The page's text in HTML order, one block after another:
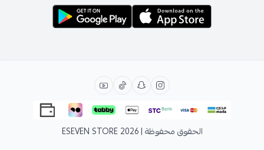
الحقوق محفوظة | 2026 ESEVEN STORE